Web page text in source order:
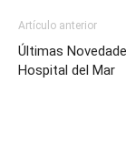
Artículo anterior
Últimas
Hospital del Mar